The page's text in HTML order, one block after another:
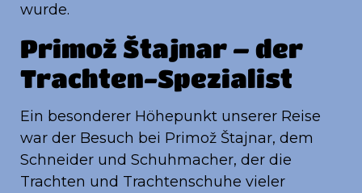
wurde.
Primož Štajnar – der
Trachten-Spezialist
Ein besonderer Höhepunkt unserer Reise
war der Besuch bei Primož Štajnar, dem
Schneider und Schuhmacher, der die
Trachten und Trachtenschuhe vieler